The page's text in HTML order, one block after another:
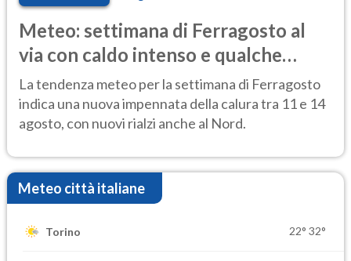
Meteo: settimana di Ferragosto al
via con caldo intenso e qualche
temporale
La tendenza meteo per la settimana di Ferragosto
indica una nuova impennata della calura tra 11 e 14
agosto, con nuovi rialzi anche al Nord.
Meteo città italiane
Torino 22° 32°